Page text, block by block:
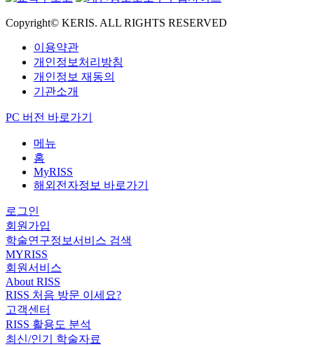
Copyright© KERIS. ALL RIGHTS RESERVED
이용약관
개인정보처리방침
개인정보 재동의
기관소개
PC 버전 바로가기
메뉴
홈
MyRISS
해외전자정보 바로가기
로그인
회원가입
학술연구정보서비스 검색
MYRISS
회원서비스
About RISS
RISS 처음 방문 이세요?
고객센터
RISS 활용도 분석
최신/인기 학술자료